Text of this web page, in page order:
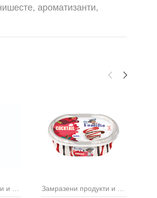
ароматизанти,
,Замразени тестени